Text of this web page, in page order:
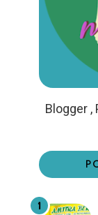
Blogger ,